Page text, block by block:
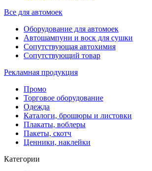
Все для автомоек
Оборудование для автомоек
Автошампуни и воск для сушки
Сопутствующая автохимия
Сопутствующий товар
Рекламная продукция
Промо
Торговое оборудование
Одежда
Каталоги, брошюры и листовки
Плакаты, воблеры
Пакеты, скотч
Ценники, наклейки
Категории